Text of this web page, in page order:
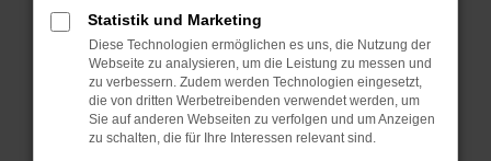
Betriebssystem auf dem neuesten Stand
sind.
Veraltete Software birgt nicht nur ein
Sicherheitsrisiko, sondern kann auch dazu
führen, dass bestimmte Funktionen nicht mehr
unterstützt werden.
Statistik und Marketing
Diese Technologien ermöglichen es uns, die Nutzung der
Webseite zu analysieren, um die Leistung zu messen und
zu verbessern. Zudem werden Technologien eingesetzt,
die von dritten Werbetreibenden verwendet werden, um
Sie auf anderen Webseiten zu verfolgen und um Anzeigen
zu schalten, die für Ihre Interessen relevant sind.